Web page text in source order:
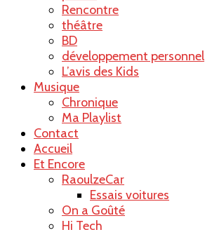
Rencontre
théâtre
BD
développement personnel
L’avis des Kids
Musique
Chronique
Ma Playlist
Contact
Accueil
Et Encore
RaoulzeCar
Essais voitures
On a Goûté
Hi Tech